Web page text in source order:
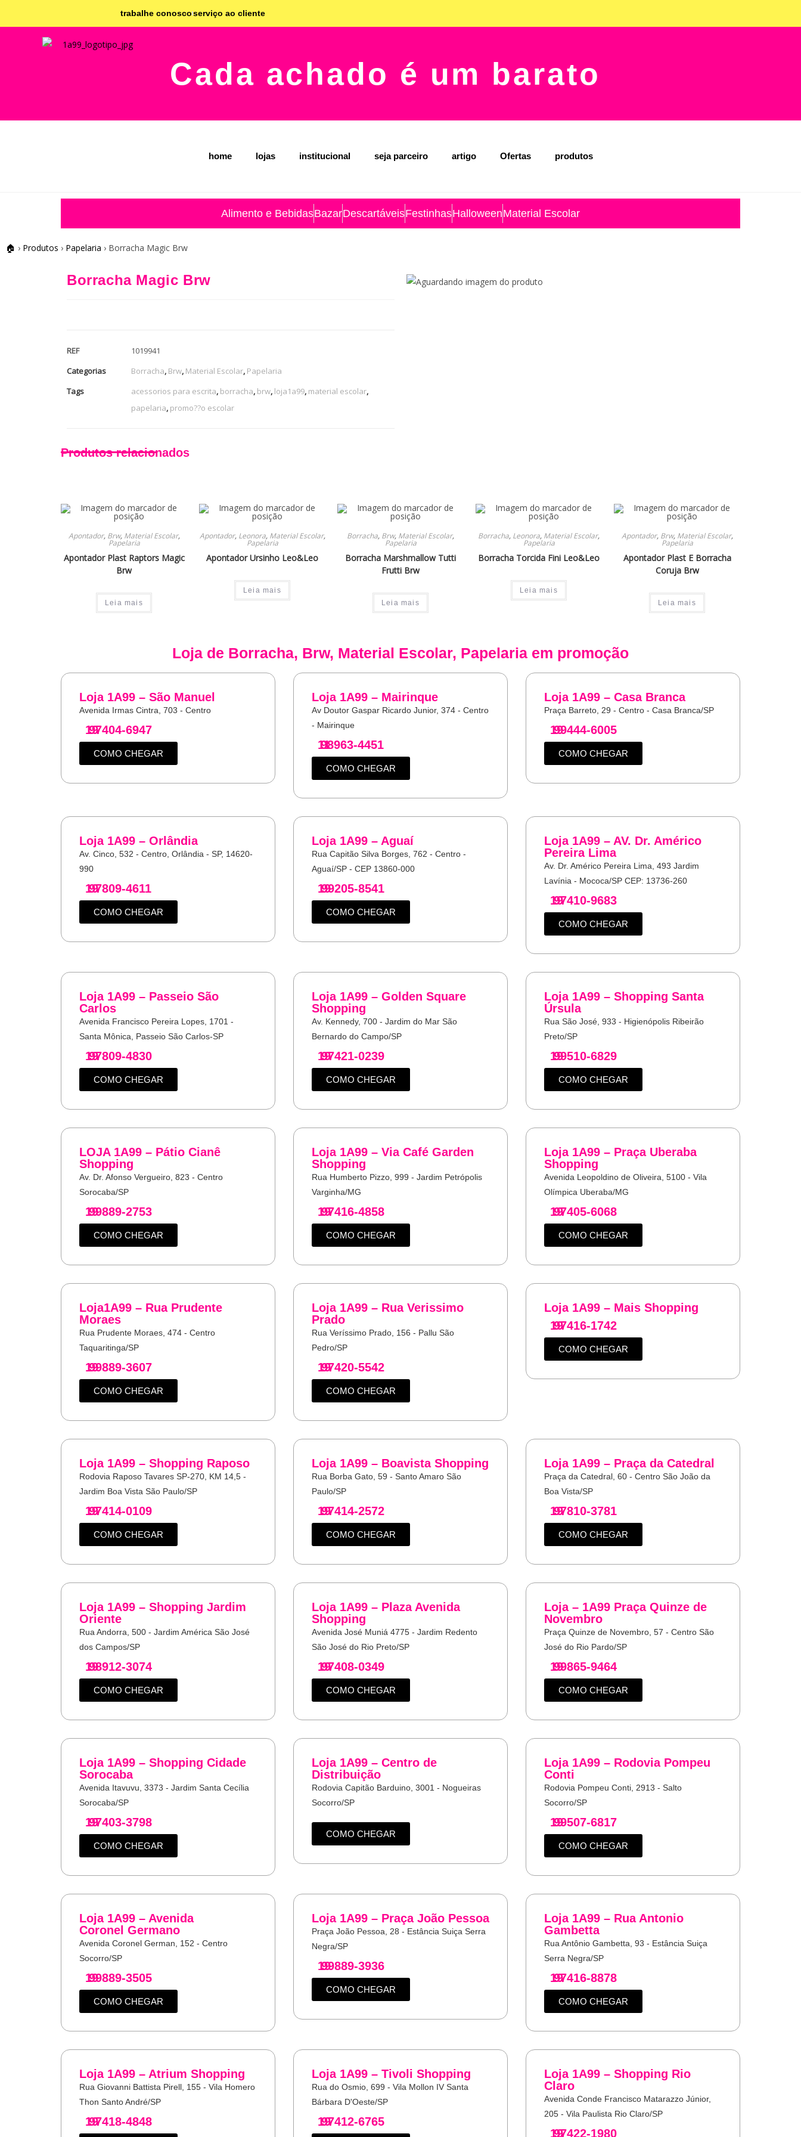
trabalhe conoscoserviço ao cliente
Cada achado é um barato
home lojas institucional seja parceiro artigo Ofertas produtos
Alimento e BebidasBazarDescartáveisFestinhasHalloweenMaterial Escolar
🏠 › Produtos › Papelaria › Borracha Magic Brw
Borracha Magic Brw
REF
1019941
Categorias
Borracha, Brw, Material Escolar, Papelaria
Tags
acessorios para escrita, borracha, brw, loja1a99, material escolar,
papelaria, promo??o escolar
Produtos relacionados
Apontador, Brw, Material Escolar,
Papelaria
Apontador Plast Raptors Magic
Brw
Leia mais
Apontador, Leonora, Material Escolar,
Papelaria
Apontador Ursinho Leo&Leo
Leia mais
Borracha, Brw, Material Escolar,
Papelaria
Borracha Marshmallow Tutti
Frutti Brw
Leia mais
Borracha, Leonora, Material Escolar,
Papelaria
Borracha Torcida Fini Leo&Leo
Leia mais
Apontador, Brw, Material Escolar,
Papelaria
Apontador Plast E Borracha
Coruja Brw
Leia mais
Loja de Borracha, Brw, Material Escolar, Papelaria em promoção
Loja 1A99 – São Manuel
Avenida Irmas Cintra, 703 - Centro
19
97404-6947
COMO CHEGAR
Loja 1A99 – Mairinque
Av Doutor Gaspar Ricardo Junior, 374 - Centro
- Mairinque
11
98963-4451
COMO CHEGAR
Loja 1A99 – Casa Branca
Praça Barreto, 29 - Centro - Casa Branca/SP
19
99444-6005
COMO CHEGAR
Loja 1A99 – Orlândia
Av. Cinco, 532 - Centro, Orlândia - SP, 14620-
990
19
97809-4611
COMO CHEGAR
Loja 1A99 – Aguaí
Rua Capitão Silva Borges, 762 - Centro -
Aguaí/SP - CEP 13860-000
19
99205-8541
COMO CHEGAR
Loja 1A99 – AV. Dr. Américo
Pereira Lima
Av. Dr. Américo Pereira Lima, 493 Jardim
Lavínia - Mococa/SP CEP: 13736-260
19
97410-9683
COMO CHEGAR
Loja 1A99 – Passeio São
Carlos
Avenida Francisco Pereira Lopes, 1701 -
Santa Mônica, Passeio São Carlos-SP
19
97809-4830
COMO CHEGAR
Loja 1A99 – Golden Square
Shopping
Av. Kennedy, 700 - Jardim do Mar São
Bernardo do Campo/SP
19
97421-0239
COMO CHEGAR
Loja 1A99 – Shopping Santa
Úrsula
Rua São José, 933 - Higienópolis Ribeirão
Preto/SP
19
99510-6829
COMO CHEGAR
LOJA 1A99 – Pátio Cianê
Shopping
Av. Dr. Afonso Vergueiro, 823 - Centro
Sorocaba/SP
19
99889-2753
COMO CHEGAR
Loja 1A99 – Via Café Garden
Shopping
Rua Humberto Pizzo, 999 - Jardim Petrópolis
Varginha/MG
19
97416-4858
COMO CHEGAR
Loja 1A99 – Praça Uberaba
Shopping
Avenida Leopoldino de Oliveira, 5100 - Vila
Olímpica Uberaba/MG
19
97405-6068
COMO CHEGAR
Loja1A99 – Rua Prudente
Moraes
Rua Prudente Moraes, 474 - Centro
Taquaritinga/SP
19
99889-3607
COMO CHEGAR
Loja 1A99 – Rua Verissimo
Prado
Rua Veríssimo Prado, 156 - Pallu São
Pedro/SP
19
97420-5542
COMO CHEGAR
Loja 1A99 – Mais Shopping
19
97416-1742
COMO CHEGAR
Loja 1A99 – Shopping Raposo
Rodovia Raposo Tavares SP-270, KM 14,5 -
Jardim Boa Vista São Paulo/SP
19
97414-0109
COMO CHEGAR
Loja 1A99 – Boavista Shopping
Rua Borba Gato, 59 - Santo Amaro São
Paulo/SP
19
97414-2572
COMO CHEGAR
Loja 1A99 – Praça da Catedral
Praça da Catedral, 60 - Centro São João da
Boa Vista/SP
19
97810-3781
COMO CHEGAR
Loja 1A99 – Shopping Jardim
Oriente
Rua Andorra, 500 - Jardim América São José
dos Campos/SP
19
98912-3074
COMO CHEGAR
Loja 1A99 – Plaza Avenida
Shopping
Avenida José Muniá 4775 - Jardim Redento
São José do Rio Preto/SP
19
97408-0349
COMO CHEGAR
Loja – 1A99 Praça Quinze de
Novembro
Praça Quinze de Novembro, 57 - Centro São
José do Rio Pardo/SP
19
99865-9464
COMO CHEGAR
Loja 1A99 – Shopping Cidade
Sorocaba
Avenida Itavuvu, 3373 - Jardim Santa Cecília
Sorocaba/SP
19
97403-3798
COMO CHEGAR
Loja 1A99 – Centro de
Distribuição
Rodovia Capitão Barduino, 3001 - Nogueiras
Socorro/SP
COMO CHEGAR
Loja 1A99 – Rodovia Pompeu
Conti
Rodovia Pompeu Conti, 2913 - Salto
Socorro/SP
19
99507-6817
COMO CHEGAR
Loja 1A99 – Avenida
Coronel Germano
Avenida Coronel German, 152 - Centro
Socorro/SP
19
99889-3505
COMO CHEGAR
Loja 1A99 – Praça João Pessoa
Praça João Pessoa, 28 - Estância Suiça Serra
Negra/SP
19
99889-3936
COMO CHEGAR
Loja 1A99 – Rua Antonio
Gambetta
Rua Antônio Gambetta, 93 - Estância Suiça
Serra Negra/SP
19
97416-8878
COMO CHEGAR
Loja 1A99 – Atrium Shopping
Rua Giovanni Battista Pirell, 155 - Vila Homero
Thon Santo André/SP
19
97418-4848
Loja 1A99 – Tivoli Shopping
Rua do Osmio, 699 - Vila Mollon IV Santa
Bárbara D'Oeste/SP
19
97412-6765
Loja 1A99 – Shopping Rio
Claro
Avenida Conde Francisco Matarazzo Júnior,
205 - Vila Paulista Rio Claro/SP
19
97422-1980